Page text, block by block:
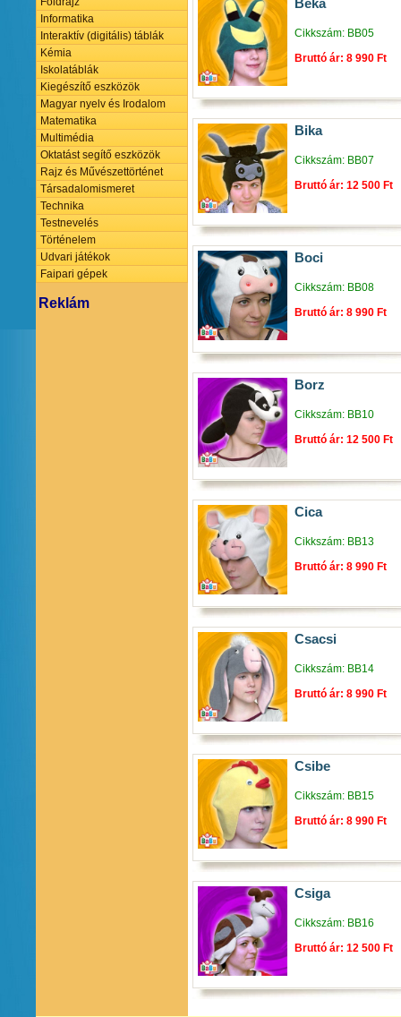
Informatika
Interaktív (digitális) táblák
Kémia
Iskolatáblák
Kiegészítő eszközök
Magyar nyelv és Irodalom
Matematika
Multimédia
Oktatást segítő eszközök
Rajz és Művészettörténet
Társadalomismeret
Technika
Testnevelés
Történelem
Udvari játékok
Faipari gépek
Reklám
Béka
Cikkszám: BB05
Bruttó ár: 8 990 Ft
Bika
Cikkszám: BB07
Bruttó ár: 12 500 Ft
Boci
Cikkszám: BB08
Bruttó ár: 8 990 Ft
Borz
Cikkszám: BB10
Bruttó ár: 12 500 Ft
Cica
Cikkszám: BB13
Bruttó ár: 8 990 Ft
Csacsi
Cikkszám: BB14
Bruttó ár: 8 990 Ft
Csibe
Cikkszám: BB15
Bruttó ár: 8 990 Ft
Csiga
Cikkszám: BB16
Bruttó ár: 12 500 Ft